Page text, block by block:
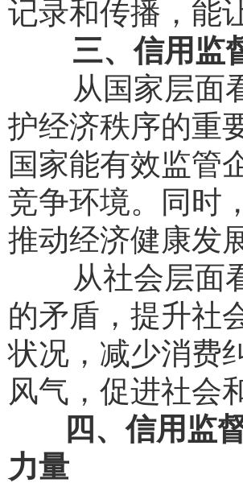
记录和传播，能
三、信用监
从国家层面看
护经济秩序的重
国家能有效监管
竞争环境。同时
推动经济健康发
从社会层面看
的矛盾，提升社
状况，减少消费
风气，促进社会
四、信用监
力量